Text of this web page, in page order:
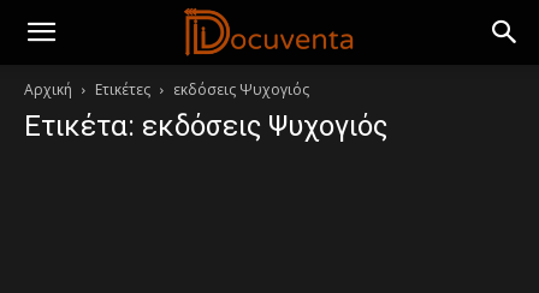
Αρχική Ετικέτες εκδόσεις Ψυχογιός
Ετικέτα: εκδόσεις Ψυχογιός